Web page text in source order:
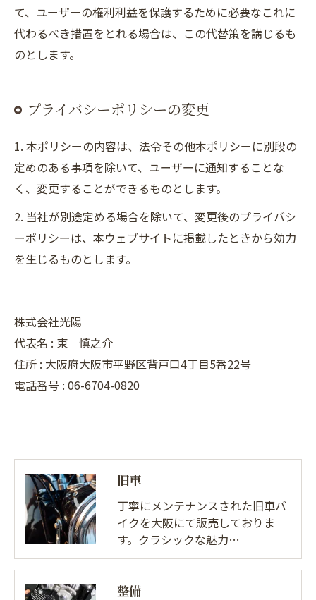
て、ユーザーの権利利益を保護するために必要なこれに
代わるべき措置をとれる場合は、この代替策を講じるも
のとします。
プライバシーポリシーの変更
1. 本ポリシーの内容は、法令その他本ポリシーに別段の
定めのある事項を除いて、ユーザーに通知することな
く、変更することができるものとします。
2. 当社が別途定める場合を除いて、変更後のプライバシ
ーポリシーは、本ウェブサイトに掲載したときから効力
を生じるものとします。
株式会社光陽
代表名 : 東 慎之介
住所 : 大阪府大阪市平野区背戸口4丁目5番22号
電話番号 : 06-6704-0820
旧車
丁寧にメンテナンスされた旧車バ
イクを大阪にて販売しておりま
す。クラシックな魅力…
整備